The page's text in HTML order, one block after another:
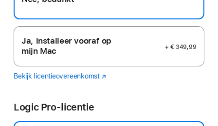
Ja, installeer vooraf op
mijn Mac
+ € 349,99
Bekijk licentieovereenkomstFinal
(Wordt
Logic Pro-licentie